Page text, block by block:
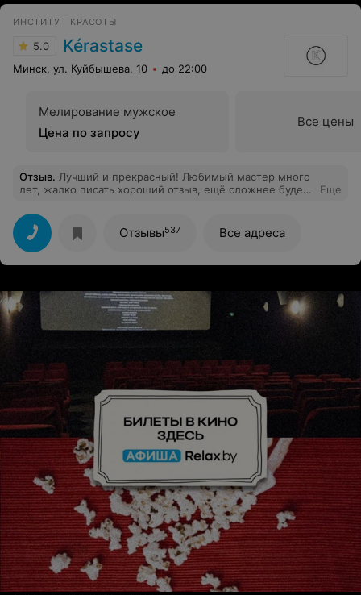
ИНСТИТУТ КРАСОТЫ
5.0 Kérastase
Минск, ул. Куйбышева, 10 до 22:00
Мелирование мужское
Цена по запросу
Все цены
Отзыв. Лучший и прекрасный! Любимый мастер много
лет, жалко писать хороший отзыв, ещё сложнее будет
салоне, люкс и непринуждённость.
Еще
Отзывы537 Все адреса